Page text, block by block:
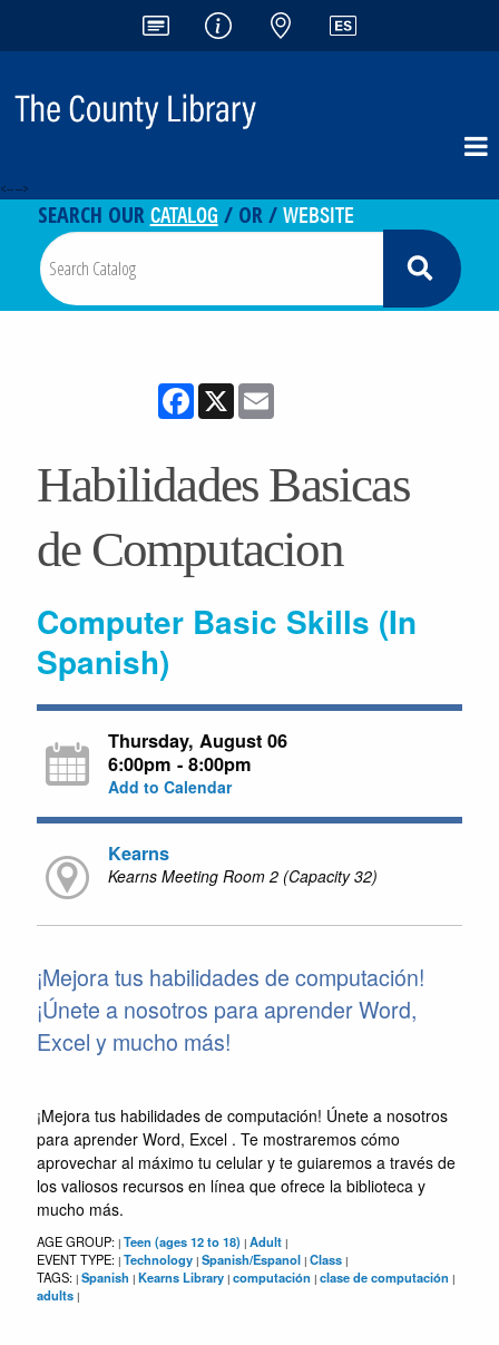
<-- -->
SEARCH OURCATALOG / OR /WEBSITE
Facebook
X
Habilidades Basicas
de Computacion
Computer Basic Skills (In
Spanish)
Thursday, August 06
6:00pm - 8:00pm
Add to Calendar
Kearns
Kearns Meeting Room 2 (Capacity 32)
¡Mejora tus habilidades de computación!
¡Únete a nosotros para aprender Word,
Excel y mucho más!
¡Mejora tus habilidades de computación! Únete a nosotros
para aprender Word, Excel . Te mostraremos cómo
aprovechar al máximo tu celular y te guiaremos a través de
los valiosos recursos en línea que ofrece la biblioteca y
mucho más.
AGE GROUP: | Teen (ages 12 to 18) | Adult |
EVENT TYPE: | Technology | Spanish/Espanol | Class |
TAGS: | Spanish | Kearns Library | computación | clase de computación |
adults |